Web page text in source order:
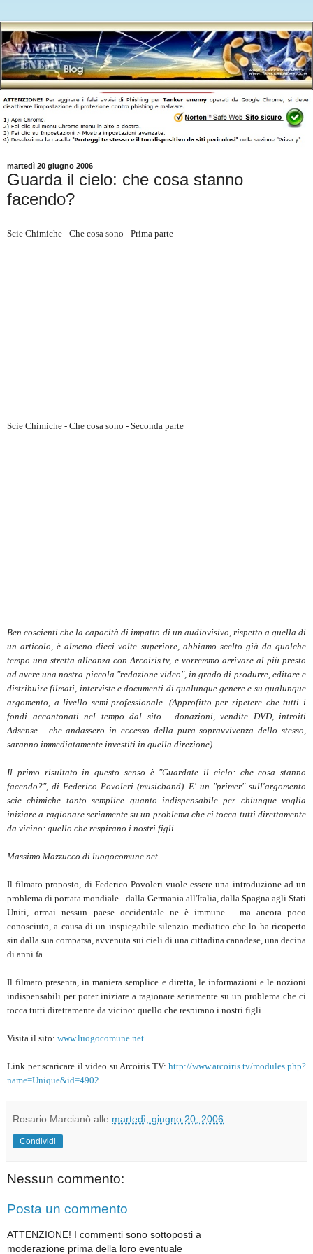
martedì 20 giugno 2006
Guarda il cielo: che cosa stanno
facendo?
Scie Chimiche - Che cosa sono - Prima parte
Scie Chimiche - Che cosa sono - Seconda parte
Ben coscienti che la capacità di impatto di un audiovisivo, rispetto a quella di
un articolo, è almeno dieci volte superiore, abbiamo scelto già da qualche
tempo una stretta alleanza con Arcoiris.tv, e vorremmo arrivare al più presto
ad avere una nostra piccola "redazione video", in grado di produrre, editare e
distribuire filmati, interviste e documenti di qualunque genere e su qualunque
argomento, a livello semi-professionale. (Approfitto per ripetere che tutti i
fondi accantonati nel tempo dal sito - donazioni, vendite DVD, introiti
Adsense - che andassero in eccesso della pura sopravvivenza dello stesso,
saranno immediatamente investiti in quella direzione).
Il primo risultato in questo senso è "Guardate il cielo: che cosa stanno
facendo?", di Federico Povoleri (musicband). E' un "primer" sull'argomento
scie chimiche tanto semplice quanto indispensabile per chiunque voglia
iniziare a ragionare seriamente su un problema che ci tocca tutti direttamente
da vicino: quello che respirano i nostri figli.
Massimo Mazzucco di luogocomune.net
Il filmato proposto, di Federico Povoleri vuole essere una introduzione ad un
problema di portata mondiale - dalla Germania all'Italia, dalla Spagna agli Stati
Uniti, ormai nessun paese occidentale ne è immune - ma ancora poco
conosciuto, a causa di un inspiegabile silenzio mediatico che lo ha ricoperto
sin dalla sua comparsa, avvenuta sui cieli di una cittadina canadese, una decina
di anni fa.
Il filmato presenta, in maniera semplice e diretta, le informazioni e le nozioni
indispensabili per poter iniziare a ragionare seriamente su un problema che ci
tocca tutti direttamente da vicino: quello che respirano i nostri figli.
Visita il sito: www.luogocomune.net
Link per scaricare il video su Arcoiris TV: http://www.arcoiris.tv/modules.php?
name=Unique&id=4902
Rosario Marcianò alle martedì, giugno 20, 2006
Condividi
Nessun commento:
Posta un commento
ATTENZIONE! I commenti sono sottoposti a
moderazione prima della loro eventuale